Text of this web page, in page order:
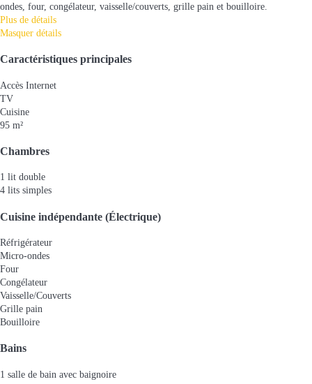
ondes, four, congélateur, vaisselle/couverts, grille pain et bouilloire.
Plus de détails
Masquer détails
Caractéristiques principales
Accès Internet
TV
Cuisine
95 m²
Chambres
1 lit double
4 lits simples
Cuisine indépendante (Électrique)
Réfrigérateur
Micro-ondes
Four
Congélateur
Vaisselle/Couverts
Grille pain
Bouilloire
Bains
1 salle de bain avec baignoire